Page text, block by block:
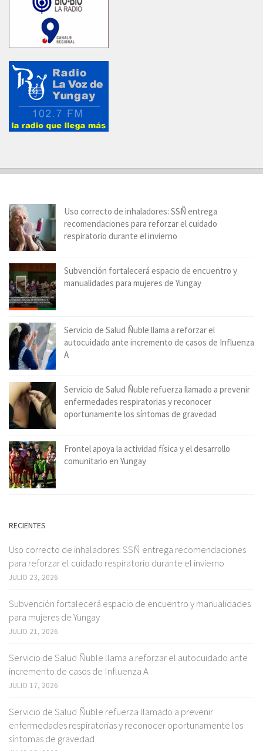
Uso correcto de inhaladores: SSÑ entrega
recomendaciones para reforzar el cuidado
respiratorio durante el invierno
Subvención fortalecerá espacio de encuentro y
manualidades para mujeres de Yungay
Servicio de Salud Ñuble llama a reforzar el
autocuidado ante incremento de casos de Influenza
A
Servicio de Salud Ñuble refuerza llamado a prevenir
enfermedades respiratorias y reconocer
oportunamente los síntomas de gravedad
Frontel apoya la actividad física y el desarrollo
comunitario en Yungay
RECIENTES
Uso correcto de inhaladores: SSÑ entrega recomendaciones
para reforzar el cuidado respiratorio durante el invierno
JULIO 23, 2026
Subvención fortalecerá espacio de encuentro y manualidades
para mujeres de Yungay
JULIO 21, 2026
Servicio de Salud Ñuble llama a reforzar el autocuidado ante
incremento de casos de Influenza A
JULIO 17, 2026
Servicio de Salud Ñuble refuerza llamado a prevenir
enfermedades respiratorias y reconocer oportunamente los
síntomas de gravedad